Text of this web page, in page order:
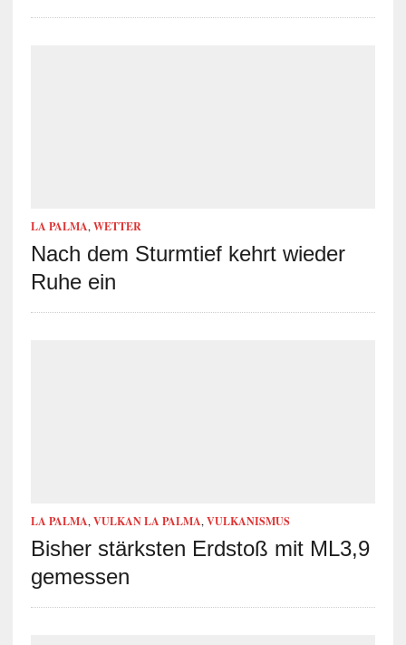
LA PALMA, WETTER
Nach dem Sturmtief kehrt wieder
Ruhe ein
LA PALMA, VULKAN LA PALMA, VULKANISMUS
Bisher stärksten Erdstoß mit ML3,9
gemessen